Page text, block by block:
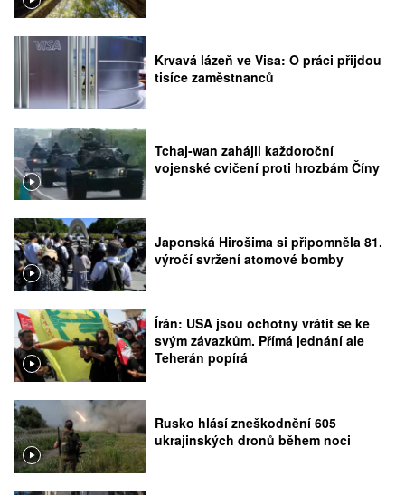
Krvavá lázeň ve Visa: O práci přijdou
tisíce zaměstnanců
Tchaj-wan zahájil každoroční
vojenské cvičení proti hrozbám Číny
Japonská Hirošima si připomněla 81.
výročí svržení atomové bomby
Írán: USA jsou ochotny vrátit se ke
svým závazkům. Přímá jednání ale
Teherán popírá
Rusko hlásí zneškodnění 605
ukrajinských dronů během noci